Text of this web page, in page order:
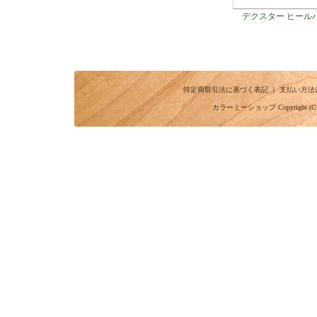
デクスター ヒール
特定商取引法に基づく表記｜支払い方法
カラーミーショップCopyright